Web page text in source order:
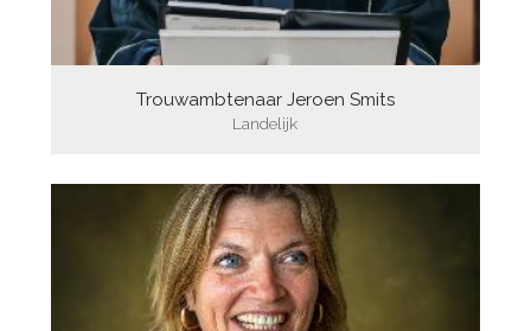
Trouwambtenaar Jeroen Smits
Landelijk